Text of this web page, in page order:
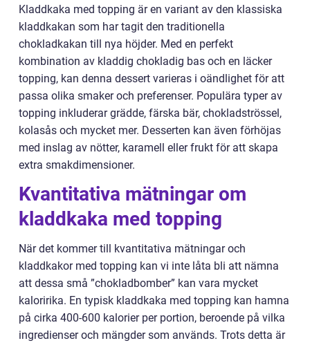
Kladdkaka med topping är en variant av den klassiska
kladdkakan som har tagit den traditionella
chokladkakan till nya höjder. Med en perfekt
kombination av kladdig chokladig bas och en läcker
topping, kan denna dessert varieras i oändlighet för att
passa olika smaker och preferenser. Populära typer av
topping inkluderar grädde, färska bär, chokladströssel,
kolasås och mycket mer. Desserten kan även förhöjas
med inslag av nötter, karamell eller frukt för att skapa
extra smakdimensioner.
Kvantitativa mätningar om
kladdkaka med topping
När det kommer till kvantitativa mätningar och
kladdkakor med topping kan vi inte låta bli att nämna
att dessa små ”chokladbomber” kan vara mycket
kaloririka. En typisk kladdkaka med topping kan hamna
på cirka 400-600 kalorier per portion, beroende på vilka
ingredienser och mängder som används. Trots detta är